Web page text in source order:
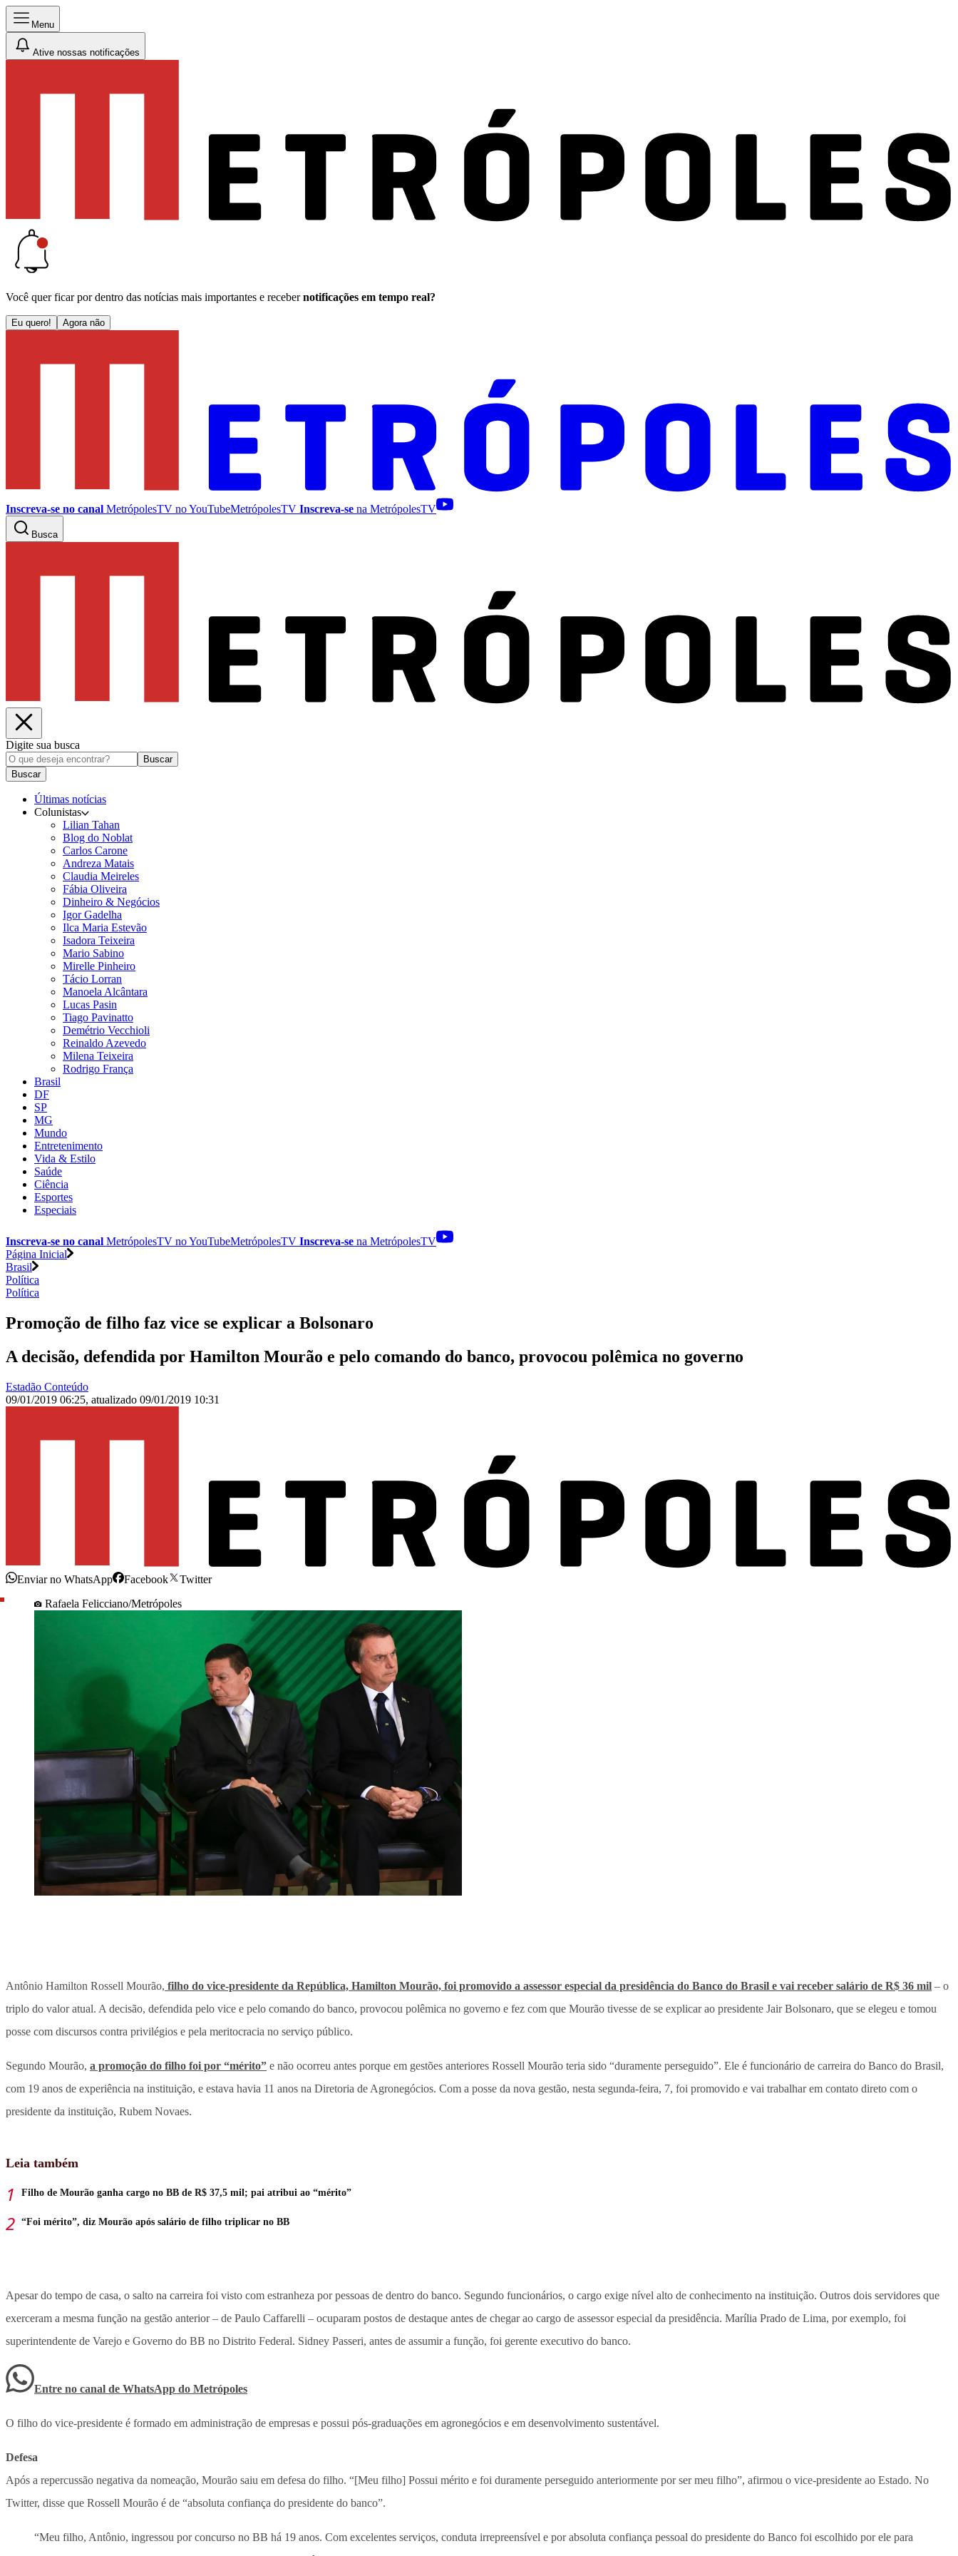
Menu
Ative nossas notificações
Você quer ficar por dentro das notícias mais importantes e receber notificações em tempo real?
Eu quero! Agora não
Inscreva-se no canal MetrópolesTV noYouTubeMetrópolesTV Inscreva-se na MetrópolesTV
Busca
Digite sua busca
Buscar
Buscar
Últimas notícias
Colunistas
Lilian Tahan
Blog do Noblat
Carlos Carone
Andreza Matais
Claudia Meireles
Fábia Oliveira
Dinheiro & Negócios
Igor Gadelha
Ilca Maria Estevão
Isadora Teixeira
Mario Sabino
Mirelle Pinheiro
Tácio Lorran
Manoela Alcântara
Lucas Pasin
Tiago Pavinatto
Demétrio Vecchioli
Reinaldo Azevedo
Milena Teixeira
Rodrigo França
Brasil
DF
SP
MG
Mundo
Entretenimento
Vida & Estilo
Saúde
Ciência
Esportes
Especiais
Inscreva-se no canal MetrópolesTV noYouTubeMetrópolesTV Inscreva-se na MetrópolesTV
Página Inicial
Brasil
Política
Política
Promoção de filho faz vice se explicar a Bolsonaro
A decisão, defendida por Hamilton Mourão e pelo comando do banco, provocou polêmica no governo
Estadão Conteúdo
09/01/2019 06:25, atualizado 09/01/2019 10:31
Enviar no WhatsApp Facebook
Twitter
Rafaela Felicciano/Metrópoles
Antônio Hamilton Rossell Mourão, filho do vice-presidente da República, Hamilton Mourão, foi promovido a assessor especial da presidência do Banco do Brasil e vai receber salário de R$ 36 mil – o
triplo do valor atual. A decisão, defendida pelo vice e pelo comando do banco, provocou polêmica no governo e fez com que Mourão tivesse de se explicar ao presidente Jair Bolsonaro, que se elegeu e tomou
posse com discursos contra privilégios e pela meritocracia no serviço público.
Segundo Mourão, a promoção do filho foi por “mérito” e não ocorreu antes porque em gestões anteriores Rossell Mourão teria sido “duramente perseguido”. Ele é funcionário de carreira do Banco do Brasil,
com 19 anos de experiência na instituição, e estava havia 11 anos na Diretoria de Agronegócios. Com a posse da nova gestão, nesta segunda-feira, 7, foi promovido e vai trabalhar em contato direto com o
presidente da instituição, Rubem Novaes.
Leia também
Filho de Mourão ganha cargo no BB de R$ 37,5 mil; pai atribui ao “mérito”
“Foi mérito”, diz Mourão após salário de filho triplicar no BB
Apesar do tempo de casa, o salto na carreira foi visto com estranheza por pessoas de dentro do banco. Segundo funcionários, o cargo exige nível alto de conhecimento na instituição. Outros dois servidores que
exerceram a mesma função na gestão anterior – de Paulo Caffarelli – ocuparam postos de destaque antes de chegar ao cargo de assessor especial da presidência. Marília Prado de Lima, por exemplo, foi
superintendente de Varejo e Governo do BB no Distrito Federal. Sidney Passeri, antes de assumir a função, foi gerente executivo do banco.
Entre no canal de WhatsApp do Metrópoles
O filho do vice-presidente é formado em administração de empresas e possui pós-graduações em agronegócios e em desenvolvimento sustentável.
Defesa
Após a repercussão negativa da nomeação, Mourão saiu em defesa do filho. “[Meu filho] Possui mérito e foi duramente perseguido anteriormente por ser meu filho”, afirmou o vice-presidente ao Estado. No
Twitter, disse que Rossell Mourão é de “absoluta confiança do presidente do banco”.
“Meu filho, Antônio, ingressou por concurso no BB há 19 anos. Com excelentes serviços, conduta irrepreensível e por absoluta confiança pessoal do presidente do Banco foi escolhido por ele para